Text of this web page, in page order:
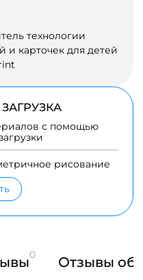
технологии
карточек для детей
с помощью
рисование
0 Отзывы об